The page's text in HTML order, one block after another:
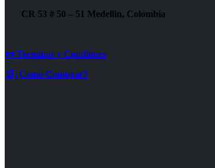
CR 53 # 50 – 51 Medellin, Colombia
📜 Terminos y Condiones
🛒¿Como Comprar?